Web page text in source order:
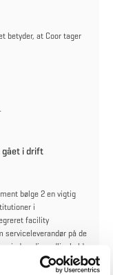
betyder, at Coor tager
gået i drift
bølge 2 en vigtig
i
facility
serviceleverandør på de
indvendig vedligehold,